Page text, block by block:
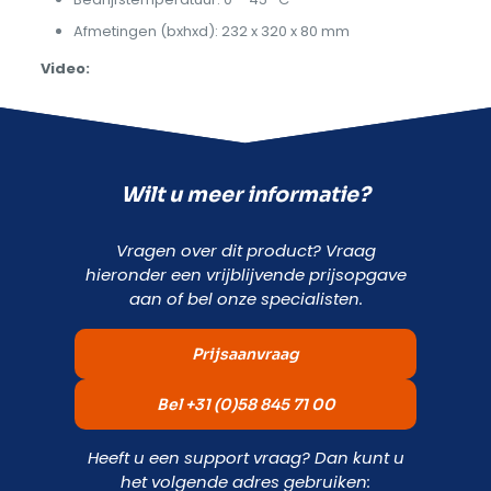
Afmetingen (bxhxd): 232 x 320 x 80 mm
Video:
Wilt u meer informatie?
Vragen over dit product? Vraag
hieronder een vrijblijvende prijsopgave
aan of bel onze specialisten.
Prijsaanvraag
Bel +31 (0)58 845 71 00
Heeft u een support vraag? Dan kunt u
het volgende adres gebruiken: